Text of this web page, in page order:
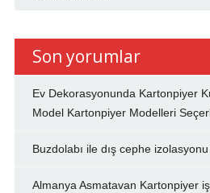
Son yorumlar
Ev Dekorasyonunda Kartonpiyer
Model Kartonpiyer Modelleri
Buzdolabı ile dış cephe izolasyonu
Almanya Asmatavan Kartonpiyer